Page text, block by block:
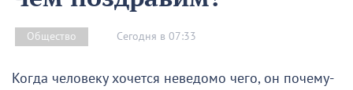
Общество Сегодня в 07:33
Когда человеку хочется неведомо чего, он почему-